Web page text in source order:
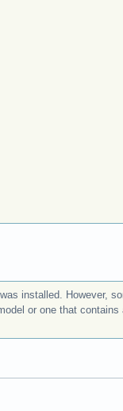
installed. However,
or one that contains